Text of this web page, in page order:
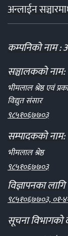
अन्लाईन
कम्पनिको नाम :
सञ्चालकको नाम:
भीमलाल श्रेष्ठ एवं
विद्युत संसार
९८५१०६७७०३
सम्पादकको नाम:
भीमलाल श्रेष्ठ
९८५१०६७७०३
विज्ञापनका लागि
९८५१०६७७०३, ०१-
सूचना विभागको